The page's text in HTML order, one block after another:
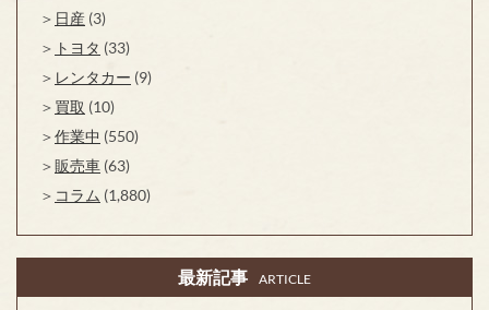
日産 (3)
トヨタ (33)
レンタカー (9)
買取 (10)
作業中 (550)
販売車 (63)
コラム (1,880)
最新記事 ARTICLE